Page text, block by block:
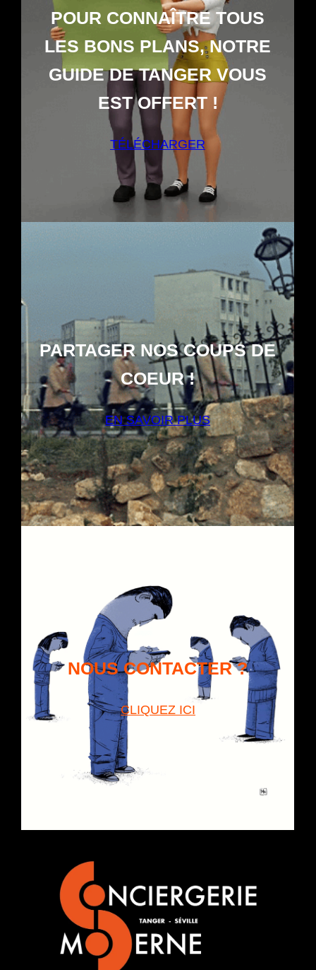
POUR CONNAÎTRE TOUS
LES BONS PLANS, NOTRE
GUIDE DE TANGER VOUS
EST OFFERT !
TÉLÉCHARGER
PARTAGER NOS COUPS DE
COEUR !
EN SAVOIR PLUS
NOUS CONTACTER ?
CLIQUEZ ICI